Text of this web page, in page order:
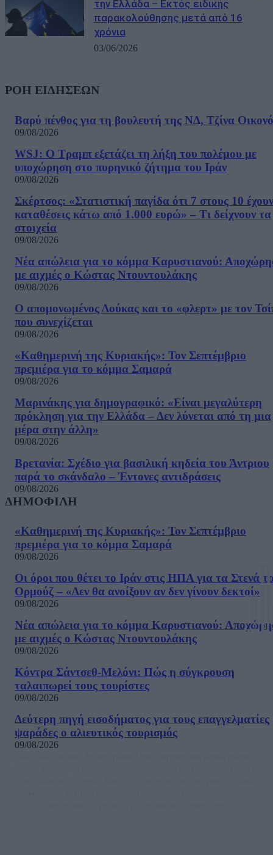
την Ελλάδα – Εκτός ειδικής
παρακολούθησης μετά από 16
χρόνια
03/06/2026
ΡΟΗ ΕΙΔΗΣΕΩΝ
Βαρύ πένθος για τη βουλευτή της ΝΔ, Τζίνα
09/08/2026
WSJ: Ο Τραμπ εξετάζει τη λήξη του πολέμου με
υποχώρηση στο πυρηνικό ζήτημα του Ιράν
09/08/2026
Σκέρτσος: «Στατιστική παγίδα ότι 7 στους 10 έχουν
καταθέσεις κάτω από 1.000 ευρώ» – Τι δείχνουν τα
στοιχεία
09/08/2026
Νέα απώλεια για το κόμμα Καρυστιανού:
με αιχμές ο Κώστας Ντουντουλάκης
09/08/2026
Ο απομονωμένος Δούκας και το «φλερτ» με τον
που συνεχίζεται
09/08/2026
«Καθημερινή της Κυριακής»: Τον Σεπτέμβριο
πρεμιέρα για το κόμμα Σαμαρά
09/08/2026
Μαρινάκης για δημογραφικό: «Είναι μεγαλύτερη
πρόκληση για την Ελλάδα – Δεν λύνεται από τη μια
μέρα στην άλλη»
09/08/2026
Βρετανία: Σχέδιο για βασιλική κηδεία του Άντριου
παρά το σκάνδαλο – Έντονες αντιδράσεις
09/08/2026
ΔΗΜΟΦΙΛΗ
«Καθημερινή της Κυριακής»: Τον Σεπτέμβριο
πρεμιέρα για το κόμμα Σαμαρά
09/08/2026
Οι όροι που θέτει το Ιράν στις ΗΠΑ για τα Στενά
Ορμούζ – «Δεν θα ανοίξουν αν δεν γίνουν δεκτοί»
09/08/2026
Νέα απώλεια για το κόμμα Καρυστιανού:
με αιχμές ο Κώστας Ντουντουλάκης
09/08/2026
Κόντρα Σάντσεθ-Μελόνι: Πώς η σύγκρουση
ταλαιπωρεί τους τουρίστες
09/08/2026
Δεύτερη πηγή εισοδήματος για τους επαγγελματίες
ψαράδες ο αλιευτικός τουρισμός
09/08/2026